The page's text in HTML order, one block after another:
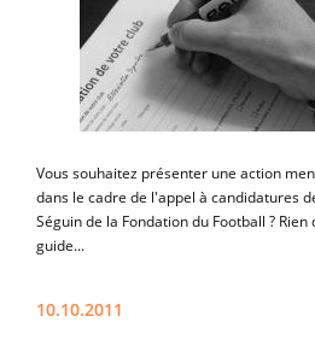
Vous souhaitez présenter une action
dans le cadre de l'appel à candidatures
Séguin de la Fondation du Football ?
guide...
10.10.2011